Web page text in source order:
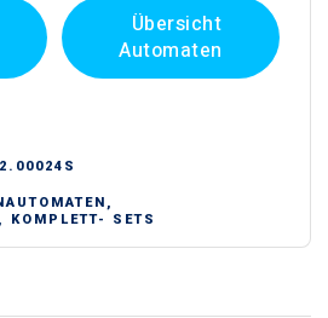
Übersicht
Automaten
,
, KOMPLETT- SETS